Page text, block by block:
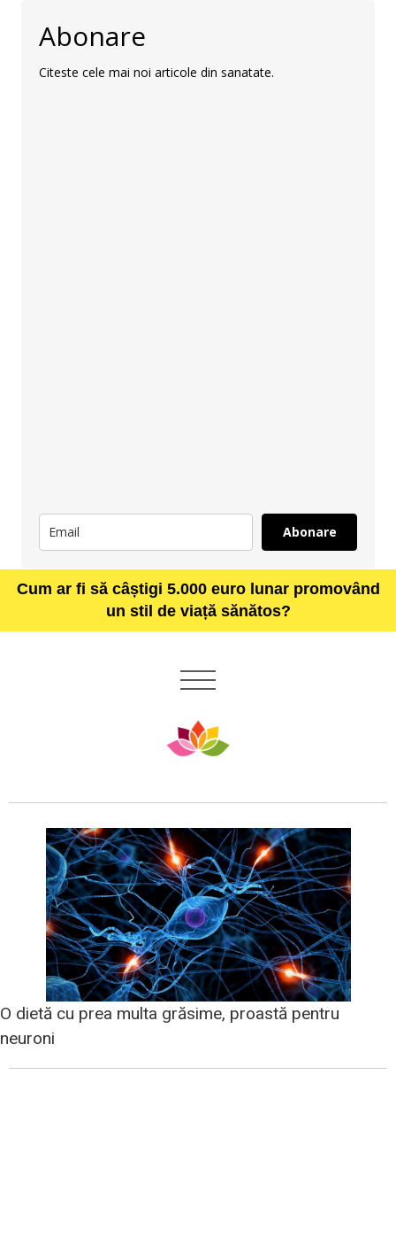
Abonare
Citeste cele mai noi articole din sanatate.
Abonare
Cum ar fi să câștigi 5.000 euro lunar promovând
un stil de viață sănătos?
O dietă cu prea multa grăsime, proastă pentru
neuroni